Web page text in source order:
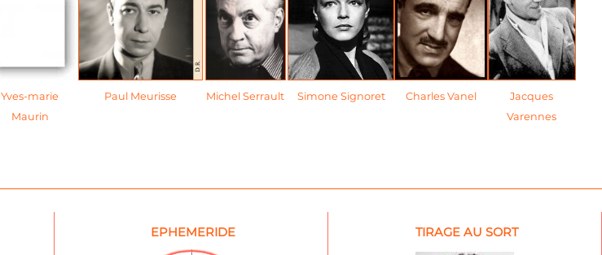
Yves-marie
Maurin
Paul Meurisse Michel Serrault Simone Signoret Charles Vanel
Jacques
Varennes
EPHEMERIDE TIRAGE AU SORT